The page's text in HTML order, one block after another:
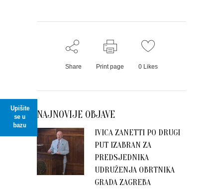
Upišite
se u
bazu
Share Print page 0 Likes
NAJNOVIJE OBJAVE
IVICA ZANETTI PO DRUGI
PUT IZABRAN ZA
PREDSJEDNIKA
UDRUŽENJA OBRTNIKA
GRADA ZAGREBA